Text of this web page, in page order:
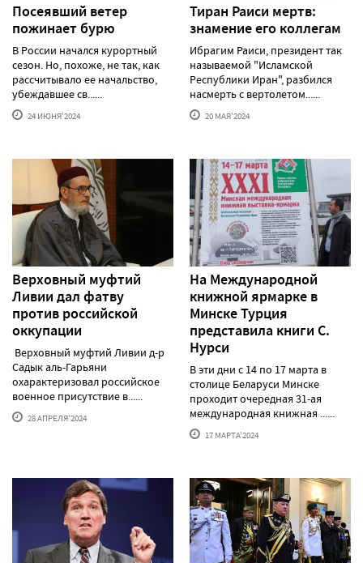
Посеявший ветер
пожинает бурю
В России начался курортный
сезон. Но, похоже, не так, как
рассчитывало ее начальство,
убеждавшее св......
24 ИЮНЯ'2024
Тиран Раиси мертв:
знамение его коллегам
Ибрагим Раиси, президент так
называемой "Исламской
Республики Иран", разбился
насмерть с вертолетом......
20 МАЯ'2024
Верховный муфтий
Ливии дал фатву
против российской
оккупации
Верховный муфтий Ливии д-р
Садык аль-Гарьяни
охарактеризовал российское
военное присутствие в......
28 АПРЕЛЯ'2024
На Международной
книжной ярмарке в
Минске Турция
представила книги С.
Нурси
В эти дни с 14 по 17 марта в
столице Беларуси Минске
проходит очередная 31-ая
международная книжная ......
17 МАРТА'2024